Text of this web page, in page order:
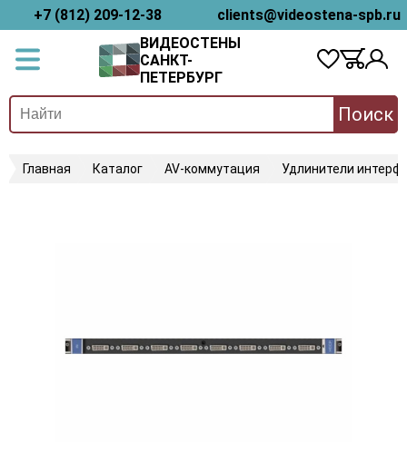
+7 (812) 209-12-38
clients@videostena-spb.ru
ВИДЕОСТЕНЫ
САНКТ-
ПЕТЕРБУРГ
Поиск
Главная Каталог AV-коммутация Удлинители